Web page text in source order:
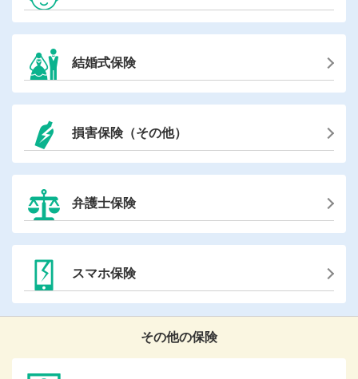
結婚式保険
損害保険（その他）
弁護士保険
スマホ保険
その他の保険